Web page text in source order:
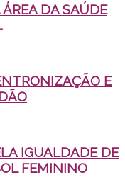
DA SAÚDE
E
IGUALDADE DE
FEMININO